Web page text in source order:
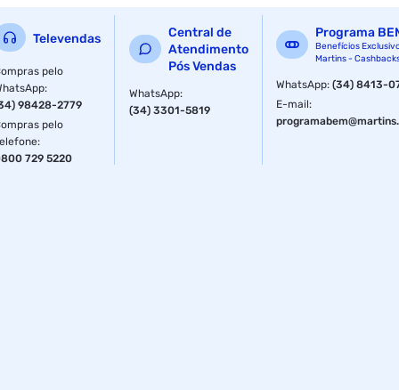
Televendas
pelo
:
98428-2779
pelo
:
729 5220
Central de
Atendimento
Pós Vendas
WhatsApp:
(34) 3301-5819
Programa
Benefícios
Martins -
WhatsApp:(34) 8413-
E-mail: